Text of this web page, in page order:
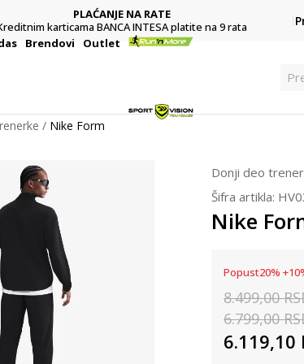
PLAĆANJE NA RATE
karticama BANCA INTESA platite na 9 rata
Brendovi Outlet
Nike Form
Donji deo
Šifra artikla:
Nike
Popust20% +10
8.499,00
6.799,00
6.119,10